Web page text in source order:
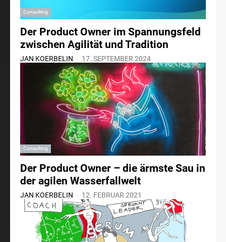
Consulting
Der Product Owner im Spannungsfeld
zwischen Agilität und Tradition
JAN KOERBELIN - 17. SEPTEMBER 2024
Consulting
Der Product Owner – die ärmste Sau in
der agilen Wasserfallwelt
JAN KOERBELIN - 12. FEBRUAR 2021